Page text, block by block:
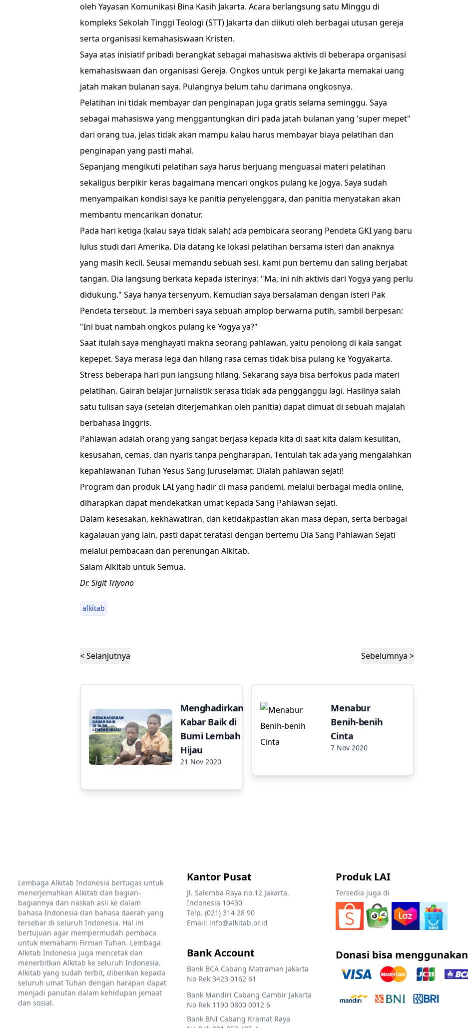
oleh Yayasan Komunikasi Bina Kasih Jakarta. Acara berlangsung satu Minggu di
kompleks Sekolah Tinggi Teologi (STT) Jakarta dan diikuti oleh berbagai utusan gereja
serta organisasi kemahasiswaan Kristen.
Saya atas inisiatif pribadi berangkat sebagai mahasiswa aktivis di beberapa organisasi
kemahasiswaan dan organisasi Gereja. Ongkos untuk pergi ke Jakarta memakai uang
jatah makan bulanan saya. Pulangnya belum tahu darimana ongkosnya.
Pelatihan ini tidak membayar dan penginapan juga gratis selama seminggu. Saya
sebagai mahasiswa yang menggantungkan diri pada jatah bulanan yang 'super mepet"
dari orang tua, jelas tidak akan mampu kalau harus membayar biaya pelatihan dan
penginapan yang pasti mahal.
Sepanjang mengikuti pelatihan saya harus berjuang menguasai materi pelatihan
sekaligus berpikir keras bagaimana mencari ongkos pulang ke Jogya. Saya sudah
menyampaikan kondisi saya ke panitia penyelenggara, dan panitia menyatakan akan
membantu mencarikan donatur.
Pada hari ketiga (kalau saya tidak salah) ada pembicara seorang Pendeta GKI yang baru
lulus studi dari Amerika. Dia datang ke lokasi pelatihan bersama isteri dan anaknya
yang masih kecil. Seusai memandu sebuah sesi, kami pun bertemu dan saling berjabat
tangan. Dia langsung berkata kepada isterinya: "Ma, ini nih aktivis dari Yogya yang perlu
didukung." Saya hanya tersenyum. Kemudian saya bersalaman dengan isteri Pak
Pendeta tersebut. Ia memberi saya sebuah amplop berwarna putih, sambil berpesan:
"Ini buat nambah ongkos pulang ke Yogya ya?"
Saat itulah saya menghayati makna seorang pahlawan, yaitu penolong di kala sangat
kepepet. Saya merasa lega dan hilang rasa cemas tidak bisa pulang ke Yogyakarta.
Stress beberapa hari pun langsung hilang. Sekarang saya bisa berfokus pada materi
pelatihan. Gairah belajar jurnalistik serasa tidak ada pengganggu lagi. Hasilnya salah
satu tulisan saya (setelah diterjemahkan oleh panitia) dapat dimuat di sebuah majalah
berbahasa Inggris.
Pahlawan adalah orang yang sangat berjasa kepada kita di saat kita dalam kesulitan,
kesusahan, cemas, dan nyaris tanpa pengharapan. Tentulah tak ada yang mengalahkan
kepahlawanan Tuhan Yesus Sang Juruselamat. Dialah pahlawan sejati!
Program dan produk LAI yang hadir di masa pandemi, melalui berbagai media online,
diharapkan dapat mendekatkan umat kepada Sang Pahlawan sejati.
Dalam kesesakan, kekhawatiran, dan ketidakpastian akan masa depan, serta berbagai
kagalauan yang lain, pasti dapat teratasi dengan bertemu Dia Sang Pahlawan Sejati
melalui pembacaan dan perenungan Alkitab.
Salam Alkitab untuk Semua.
Dr. Sigit Triyono
alkitab
< Selanjutnya Sebelumnya >
Menghadirkan
Kabar Baik di
Bumi Lembah
Hijau
21 Nov 2020
Menabur
Benih-benih
Cinta
7 Nov 2020
Lembaga Alkitab Indonesia bertugas untuk
menerjemahkan Alkitab dan bagian-
bagiannya dari naskah asli ke dalam
bahasa Indonesia dan bahasa daerah yang
tersebar di seluruh Indonesia. Hal ini
bertujuan agar mempermudah pembaca
untuk memahami Firman Tuhan. Lembaga
Alkitab Indonesia juga mencetak dan
menerbitkan Alkitab ke seluruh Indonesia.
Alkitab yang sudah terbit, diberikan kepada
seluruh umat Tuhan dengan harapan dapat
menjadi panutan dalam kehidupan jemaat
dan sosial.
Kantor Pusat
Jl. Salemba Raya no.12 Jakarta,
Indonesia 10430
Telp. (021) 314 28 90
Email: info@alkitab.or.id
Bank Account
Bank BCA Cabang Matraman Jakarta
No Rek 3423 0162 61
Bank Mandiri Cabang Gambir Jakarta
No Rek 1190 0800 0012 6
Bank BNI Cabang Kramat Raya
Produk LAI
Tersedia juga di
Donasi bisa menggunakan